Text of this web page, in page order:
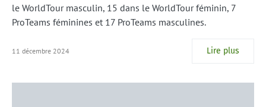
le WorldTour masculin, 15 dans le WorldTour féminin, 7
ProTeams féminines et 17 ProTeams masculines.
11 décembre 2024 Lire plus